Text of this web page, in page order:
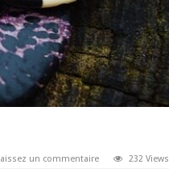
laissez un commentaire 232 Views